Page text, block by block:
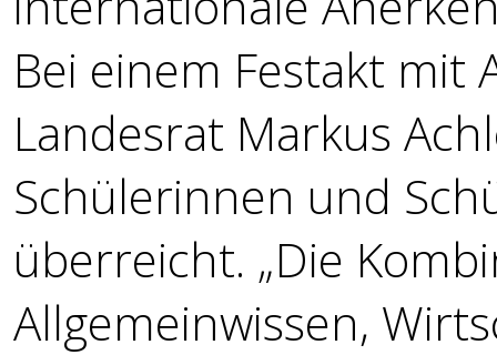
Bei einem Festakt mit
Landesrat Markus
Schülerinnen und
überreicht. „Die
Allgemeinwissen,